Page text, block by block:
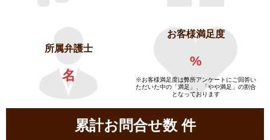
所属弁護士
名
お客様満足度
%
※お客様満足度は弊所アンケートにご回答い
ただいた中の「満足」、「やや満足」の割合
となっております
累計お問合せ数件